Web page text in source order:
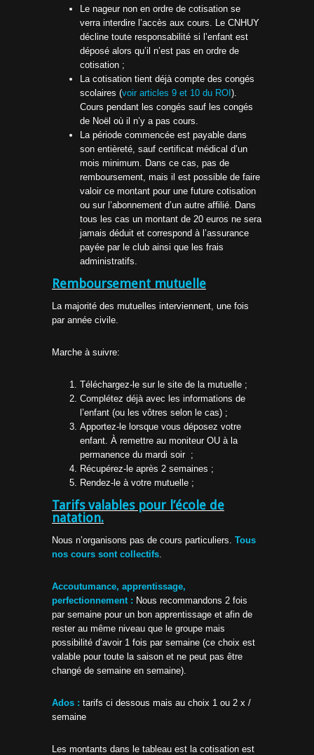
Le nageur non en ordre de cotisation se
verra interdire l’accès aux cours. Le CNHUY
décline toute responsabilité si l’enfant est
déposé alors qu’il n’est pas en ordre de
cotisation ;
La cotisation tient déjà compte des congés
scolaires (voir articles 9 et 10 du ROI ).
Cours pendant les congés sauf les congés
de Noël où il n’y a pas cours.
La période commencée est payable dans
son entièreté, sauf certificat médical d’un
mois minimum. Dans ce cas, pas de
remboursement, mais il est possible de faire
valoir ce montant pour une future cotisation
ou sur l’abonnement d’un autre affilié. Dans
tous les cas un montant de 20 euros ne sera
jamais déduit et correspond à l’assurance
payée par le club ainsi que les frais
administratifs.
Remboursement mutuelle
La majorité des mutuelles interviennent, une fois
par année civile.
Marche à suivre:
Téléchargez-le sur le site de la mutuelle ;
Complétez déjà avec les informations de
l’enfant (ou les vôtres selon le cas) ;
Apportez-le lorsque vous déposez votre
enfant. À remettre au moniteur OU à la
permanence du mardi soir ;
Récupérez-le après 2 semaines ;
Rendez-le à votre mutuelle ;
Tarifs valables pour l’école de
natation.
Nous n’organisons pas de cours particuliers. Tous
nos cours sont collectifs.
Accoutumance, apprentissage,
perfectionnement : Nous recommandons 2 fois
par semaine pour un bon apprentissage et afin de
rester au même niveau que le groupe mais
possibilité d’avoir 1 fois par semaine (ce choix est
valable pour toute la saison et ne peut pas être
changé de semaine en semaine).
Ados : tarifs ci dessous mais au choix 1 ou 2 x /
semaine
Les montants dans le tableau est la cotisation est